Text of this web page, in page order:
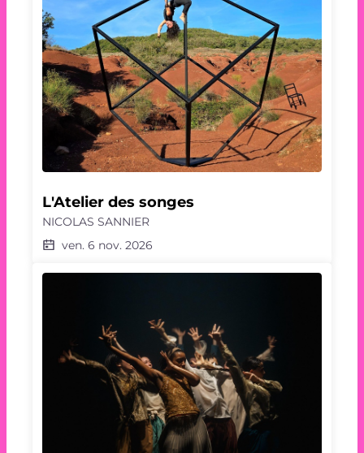
L'Atelier des songes
NICOLAS SANNIER
ven. 6 nov. 2026